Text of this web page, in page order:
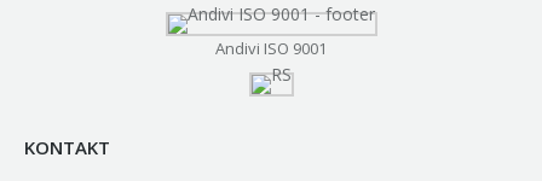
Andivi ISO 9001
KONTAKT